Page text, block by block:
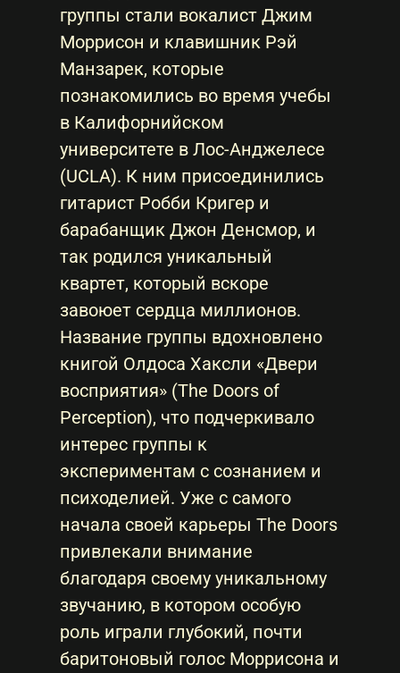
группы стали вокалист Джим
Моррисон и клавишник Рэй
Манзарек, которые
познакомились во время учебы
в Калифорнийском
университете в Лос-Анджелесе
(UCLA). К ним присоединились
гитарист Робби Кригер и
барабанщик Джон Денсмор, и
так родился уникальный
квартет, который вскоре
завоюет сердца миллионов.
Название группы вдохновлено
книгой Олдоса Хаксли «Двери
восприятия» (The Doors of
Perception), что подчеркивало
интерес группы к
экспериментам с сознанием и
психоделией. Уже с самого
начала своей карьеры The Doors
привлекали внимание
благодаря своему уникальному
звучанию, в котором особую
роль играли глубокий, почти
баритоновый голос Моррисона и